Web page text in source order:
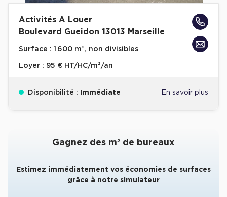
Activités A Louer
Boulevard Gueidon 13013 Marseille
Surface : 1 600 m², non divisibles
Loyer : 95 € HT/HC/m²/an
Disponibilité : Immédiate En savoir plus
Gagnez des m² de bureaux
Estimez immédiatement vos économies de surfaces
grâce à notre simulateur